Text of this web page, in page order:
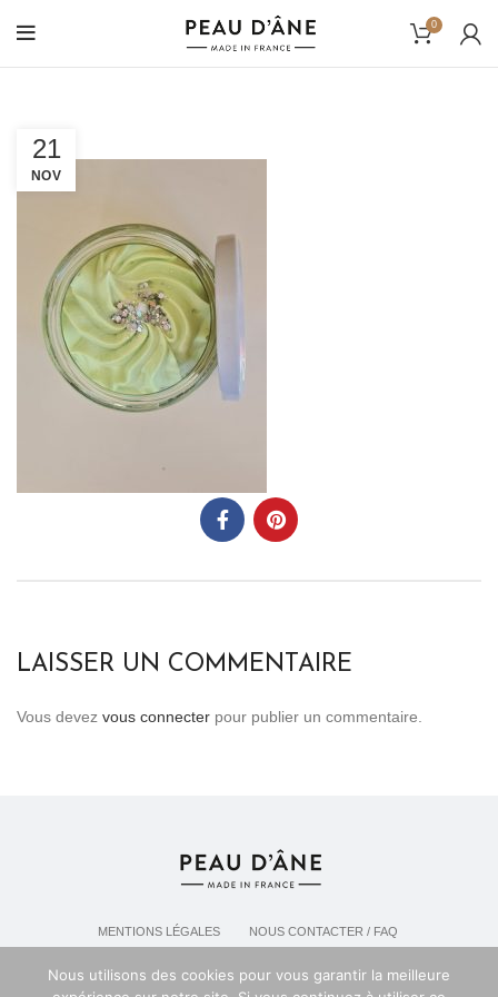
0
21
NOV
LAISSER UN COMMENTAIRE
Vous devez vous connecter pour publier un commentaire.
MENTIONS LÉGALES
NOUS CONTACTER / FAQ
POLITIQUE DE CONFIDENTIALITÉ
Nous utilisons des cookies pour vous garantir la meilleure